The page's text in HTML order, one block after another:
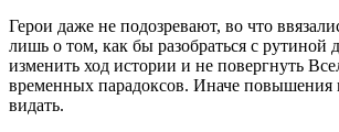
Герои даже не подозревают, во что
лишь о том, как бы разобраться с рутиной
изменить ход истории и не повергнуть
временных парадоксов. Иначе повышения
видать.